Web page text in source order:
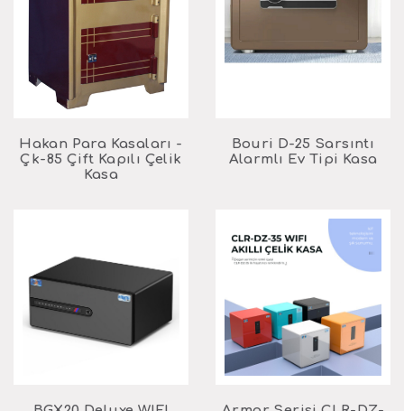
Hakan Para Kasaları -
Çk-85 Çift Kapılı Çelik
Kasa
Bouri D-25 Sarsıntı
Alarmlı Ev Tipi Kasa